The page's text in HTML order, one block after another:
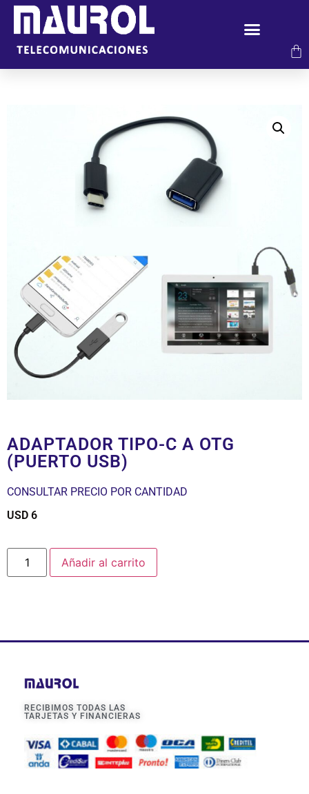
ADAPTADOR TIPO-C A OTG
(PUERTO USB)
CONSULTAR PRECIO POR CANTIDAD
USD 6
Añadir al carrito
RECIBIMOS TODAS LAS
TARJETAS Y FINANCIERAS